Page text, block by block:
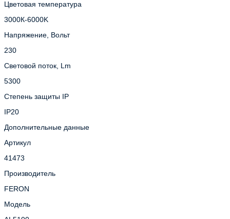
Цветовая температура
3000К-6000K
Напряжение, Вольт
230
Световой поток, Lm
5300
Степень защиты IP
IP20
Дополнительные данные
Артикул
41473
Производитель
FERON
Модель